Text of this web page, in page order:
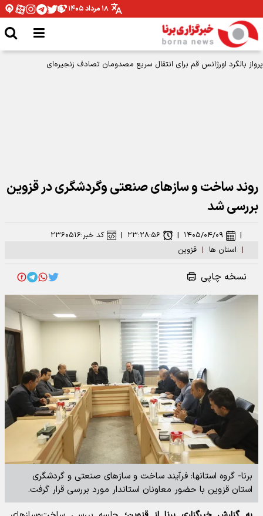
۱۸ مرداد ۱۴۰۵
پرواز بالگرد اورژانس قم برای انتقال سریع مصدومان تصادف زنجیره‌ای
روند ساخت و سازهای صنعتی وگردشگری در قزوین
بررسی شد
| استان ها | قزوین
| ۱۴۰۵/۰۴/۰۹ | ۲۳:۲۸:۵۶ | کد خبر:۲۳۶۰۵۱۶
نسخه چاپی
برنا- گروه استانها: فرآیند ساخت و سازهای صنعتی و گردشگری
استان قزوین با حضور معاونان استاندار مورد بررسی قرار گرفت.